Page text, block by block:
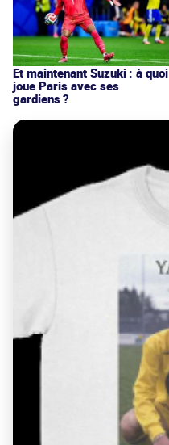
Et maintenant Suzuki : à quoi
joue Paris avec ses
gardiens ?